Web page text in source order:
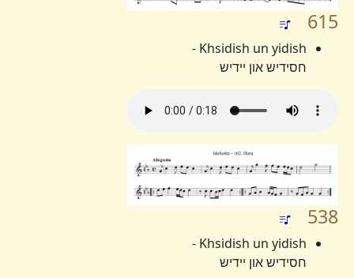
615
Khsidish un yidish -
חסידיש און יידיש
538
Khsidish un yidish -
חסידיש און יידיש